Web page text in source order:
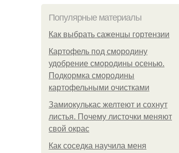
Популярные материалы
Как выбрать саженцы гортензии
Картофель под смородину
удобрение смородины осенью.
Подкормка смородины
картофельными очистками
Замиокулькас желтеют и сохнут
листья. Почему листочки меняют
свой окрас
Как соседка научила меня